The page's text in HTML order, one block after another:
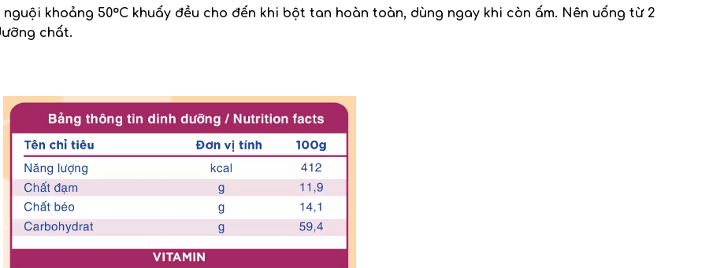
khoảng 50°C khuấy đều cho đến khi bột tan hoàn toàn, dùng ngay khi còn ấm. Nên uống từ 2
chất.